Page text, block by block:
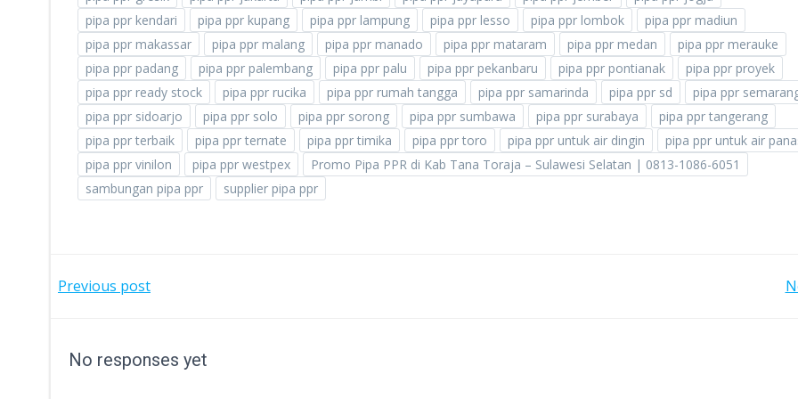
pipa ppr kendari
pipa ppr kupang pipa ppr lampung pipa ppr lesso pipa ppr lombok
pipa ppr madiun
pipa ppr makassar
pipa ppr malang pipa ppr manado pipa ppr mataram pipa ppr medan
pipa ppr merauke
pipa ppr padang
pipa ppr palembang pipa ppr palu pipa ppr pekanbaru pipa ppr pontianak
pipa ppr proyek
pipa ppr ready stock
pipa ppr rucika pipa ppr rumah tangga pipa ppr samarinda pipa ppr sd
pipa ppr
pipa ppr sidoarjo
pipa ppr solo pipa ppr sorong pipa ppr sumbawa pipa ppr surabaya
pipa ppr tangerang
pipa ppr terbaik
pipa ppr ternate pipa ppr timika pipa ppr toro pipa ppr untuk air dingin
pipa ppr untuk air
pipa ppr vinilon
pipa ppr westpex
Promo Pipa PPR di Kab Tana Toraja – Sulawesi Selatan | 0813-1086-6051
sambungan pipa ppr
supplier pipa ppr
POST
Previous post
No responses yet